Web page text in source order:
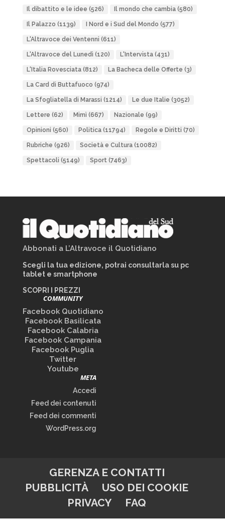
Il dibattito e le idee (526) Il mondo che cambia(580)
Il Palazzo (1139) I Nord e i Sud del Mondo (577)
L'Altravoce dei Ventenni (611)
L'Altravoce del Lunedì (120) L'Intervista(431)
L'Italia Rovesciata(812) La Bacheca delle Offerte (3)
La Card di Buttafuoco (974)
La Sfogliatella di Marassi (1214) Le due Italie (3052)
Lettere (62) Mimì (667) Nazionale (99)
Opinioni (560) Politica(11794) Regole e Diritti (70)
Rubriche (926) Società e Cultura(10082)
Spettacoli (5149) Sport(7463)
Abbonati a L’Altravoce il Quotidiano
Scegli la tua edizione, potrai consultarla su pc
tablet e smartphone
SCOPRI I PREZZI
COMMUNITY
Facebook Quotidiano
Facebook Basilicata
Facebook Calabria
Facebook Campania
Facebook Puglia
Twitter
Youtube
META
Accedi
Feed dei contenuti
Feed dei commenti
WordPress.org
GERENZA E CONTATTI
PUBBLICITÀ
USO DEI COOKIE
PRIVACY
FAQ